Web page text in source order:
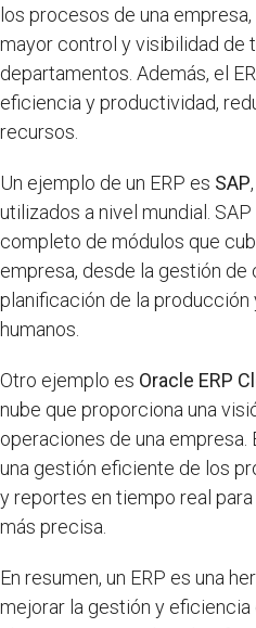
los procesos de una
mayor control y visibilidad de
departamentos. Además, el
eficiencia y productividad,
recursos.
Un ejemplo de un ERP es SAP
utilizados a nivel mundial.
completo de módulos que
empresa, desde la gestión de
planificación de la
humanos.
Otro ejemplo es Oracle ERP
nube que proporciona una
operaciones de una
una gestión eficiente de los
y reportes en tiempo real
más precisa.
En resumen, un ERP es una
mejorar la gestión y eficiencia